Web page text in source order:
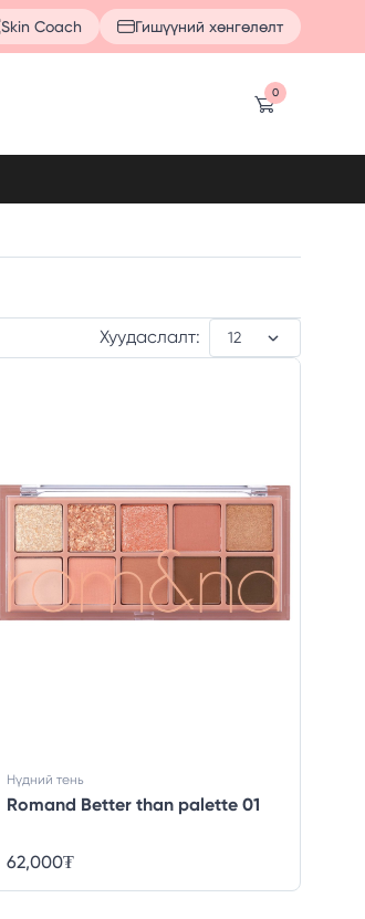
Skin Coach Гишүүний хөнгөлөлт
0
Хуудаслалт:
Romand Better than palette 01
Нүдний тень
62,000₮